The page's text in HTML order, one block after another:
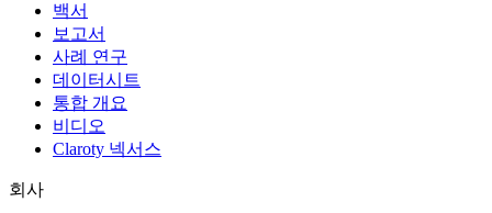
백서
보고서
사례 연구
데이터시트
통합 개요
비디오
Claroty 넥서스
회사